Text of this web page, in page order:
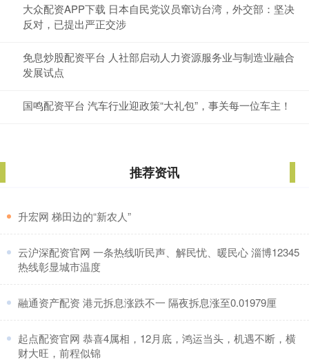
大众配资APP下载 日本自民党议员窜访台湾，外交部：坚决
反对，已提出严正交涉
免息炒股配资平台 人社部启动人力资源服务业与制造业融合
发展试点
国鸣配资平台 汽车行业迎政策“大礼包”，事关每一位车主！
推荐资讯
​升宏网 梯田边的“新农人”
​云沪深配资官网 一条热线听民声、解民忧、暖民心 淄博12345
热线彰显城市温度
​融通资产配资 港元拆息涨跌不一 隔夜拆息涨至0.01979厘
​起点配资官网 恭喜4属相，12月底，鸿运当头，机遇不断，横
财大旺，前程似锦